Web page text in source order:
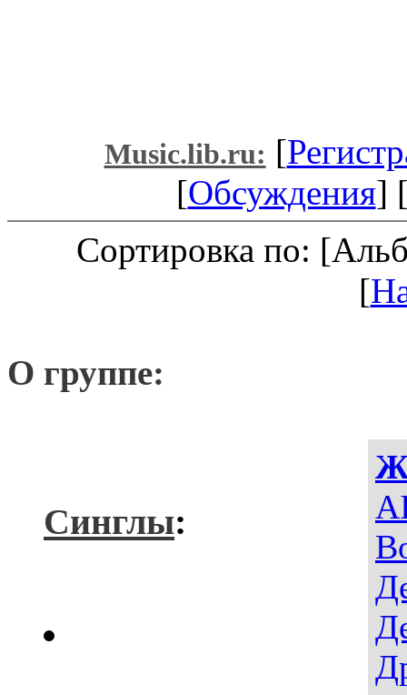
Music.lib.ru: [
[Обсуждения]
Сортировка по:
[
О группе:
Синглы: